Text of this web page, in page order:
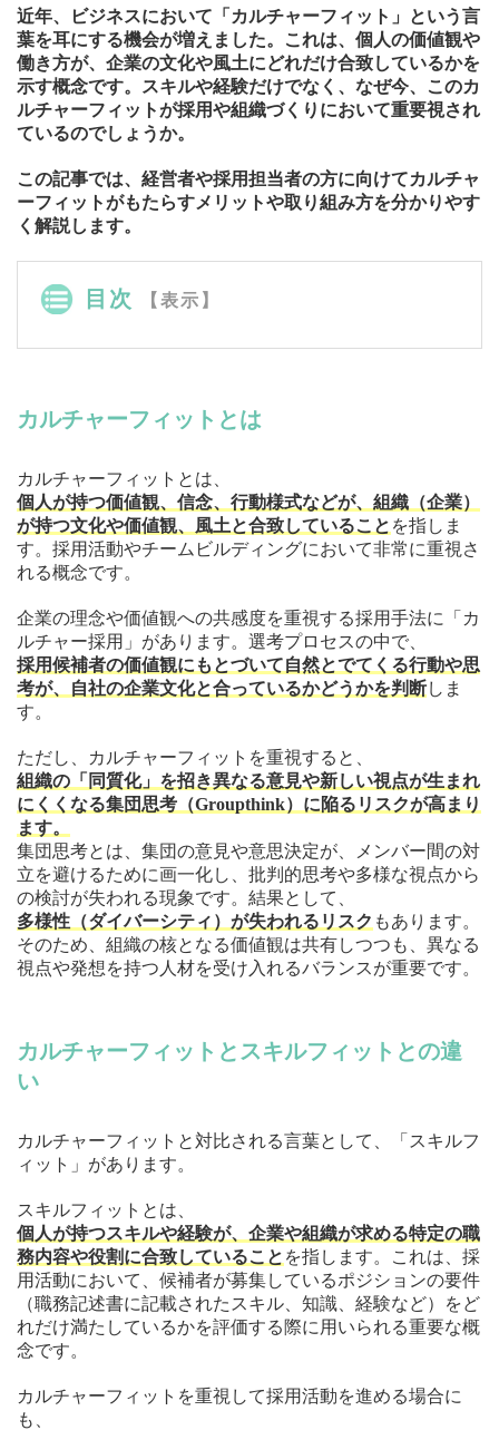
近年、ビジネスにおいて「カルチャーフィット」という言
葉を耳にする機会が増えました。これは、個人の価値観や
働き方が、企業の文化や風土にどれだけ合致しているかを
示す概念です。スキルや経験だけでなく、なぜ今、このカ
ルチャーフィットが採用や組織づくりにおいて重要視され
ているのでしょうか。
この記事では、経営者や採用担当者の方に向けてカルチャ
ーフィットがもたらすメリットや取り組み方を分かりやす
く解説します。
目次 【表示】
カルチャーフィットとは
カルチャーフィットとは、
個人が持つ価値観、信念、行動様式などが、組織（企業）
が持つ文化や価値観、風土と合致していること を指しま
す。採用活動やチームビルディングにおいて非常に重視さ
れる概念です。
企業の理念や価値観への共感度を重視する採用手法に「カ
ルチャー採用」があります。選考プロセスの中で、
採用候補者の価値観にもとづいて自然とでてくる行動や思
考が、自社の企業文化と合っているかどうかを判断しま
す。
ただし、カルチャーフィットを重視すると、
組織の「同質化」を招き異なる意見や新しい視点が生まれ
にくくなる集団思考（Groupthink）に陥るリスクが高まり
ます。
集団思考とは、集団の意見や意思決定が、メンバー間の対
立を避けるために画一化し、批判的思考や多様な視点から
の検討が失われる現象です。結果として、
多様性（ダイバーシティ）が失われるリスク もあります。
そのため、組織の核となる価値観は共有しつつも、異なる
視点や発想を持つ人材を受け入れるバランスが重要です。
カルチャーフィットとスキルフィットとの違
い
カルチャーフィットと対比される言葉として、「スキルフ
ィット」があります。
スキルフィットとは、
個人が持つスキルや経験が、企業や組織が求める特定の職
務内容や役割に合致していること を指します。これは、採
用活動において、候補者が募集しているポジションの要件
（職務記述書に記載されたスキル、知識、経験など）をど
れだけ満たしているかを評価する際に用いられる重要な概
念です。
カルチャーフィットを重視して採用活動を進める場合に
も、